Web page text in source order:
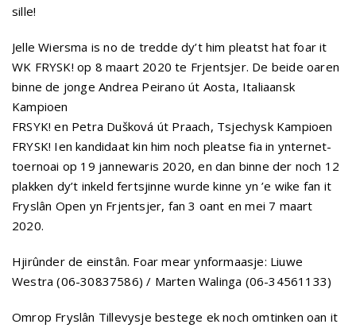
sille!
Jelle Wiersma is no de tredde dy’t him pleatst hat foar it
WK FRYSK! op 8 maart 2020 te Frjentsjer. De beide oaren
binne de jonge Andrea Peirano út Aosta, Italiaansk
Kampioen
FRSYK! en Petra Dušková út Praach, Tsjechysk Kampioen
FRYSK! Ien kandidaat kin him noch pleatse fia in ynternet-
toernoai op 19 jannewaris 2020, en dan binne der noch 12
plakken dy’t inkeld fertsjinne wurde kinne yn ’e wike fan it
Fryslân Open yn Frjentsjer, fan 3 oant en mei 7 maart
2020.
Hjirûnder de einstân. Foar mear ynformaasje: Liuwe
Westra (06-30837586) / Marten Walinga (06-34561133)
Omrop Fryslân Tillevysje bestege ek noch omtinken oan it